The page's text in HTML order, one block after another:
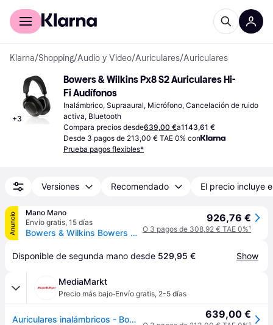
Comprar con Klarna
Klarna/Shopping/Audio y Video/Auriculares/Auriculares
+3
Bowers & Wilkins Px8 S2 Auriculares Hi-
Fi Audífonos
Inalámbrico, Supraaural, Micrófono, Cancelación de ruido
activa, Bluetooth
Compara precios desde639,00 €a1143,61 €
Desde 3 pagos de 213,00 € TAE 0% con
Prueba pagos flexibles*
Versiones Recomendado El precio incluye
Anuncio
Mano Mano
Envío gratis, 15 días
Bowers & Wilkins Bowers And Wilkins Auriculares Inalambricos Px8 S2 Onyx Black (fp45365)
926,76 €
O 3 pagos de 308,92 € TAE 0%¹
Disponible de segunda mano desde 529,95 € Show
MediaMarkt
Precio más bajo·Envío gratis, 2-5 días
Auriculares inalámbricos - Bowers & Wilkins Px8 S2, Circumaurales, Cancelación Activa de Ruido, Bluetooth, Onyx Negro 639,00 €